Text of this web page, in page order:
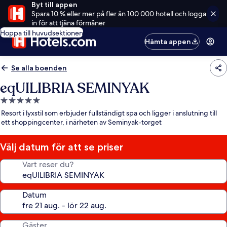
Byt till appen
Spara 10 % eller mer på fler än 100 000 hotell och logga
in för att tjäna förmåner
Hoppa till huvudsektionen
Hämta appen
Se alla boenden
eqUILIBRIA SEMINYAK
5.0-
stjärnigt
boende
Resort i lyxstil som erbjuder fullständigt spa och ligger i anslutning till
ett shoppingcenter, i närheten av Seminyak-torget
Välj datum för att se priser
Vart reser du?
Datum